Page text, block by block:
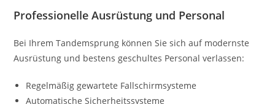
Professionelle Ausrüstung und Personal
Bei Ihrem Tandemsprung können Sie sich auf modernste
Ausrüstung und bestens geschultes Personal verlassen:
Regelmäßig gewartete Fallschirmsysteme
Automatische Sicherheitssysteme